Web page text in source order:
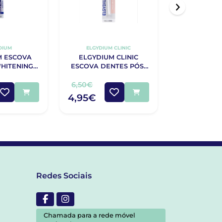
ESCOVA
ELGYDIUM CLINIC
ELGYDIUM CLINIC
ESCOVA DENTES PÓS-
6,50€
4,95€
Redes Sociais
Chamada para a rede móvel